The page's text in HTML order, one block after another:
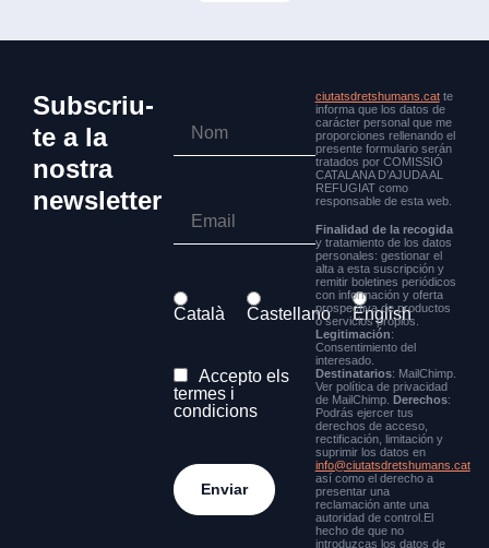
Subscriu-
te a la
nostra
newsletter
Català Castellano English
Accepto els
termes i
condicions
ciutatsdretshumans.catte
informa que los datos de
carácter personal que me
proporciones rellenando el
presente formulario serán
tratados por COMISSIÓ
CATALANA D’AJUDA AL
REFUGIAT como
responsable de esta web.
Finalidad de la recogida
y tratamiento de los datos
personales: gestionar el
alta a esta suscripción y
remitir boletines periódicos
con información y oferta
prospectiva de productos
o servicios propios.
Legitimación:
Consentimiento del
interesado.
Destinatarios: MailChimp.
Ver política de privacidad
de MailChimp. Derechos:
Podrás ejercer tus
derechos de acceso,
rectificación, limitación y
suprimir los datos en
info@ciutatsdretshumans.cat
así como el derecho a
presentar una
reclamación ante una
autoridad de control.El
hecho de que no
introduzcas los datos de